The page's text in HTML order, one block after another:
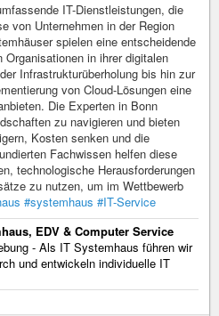
IT-Dienstleistungen, die
von Unternehmen in der Region
spielen eine entscheidende
in ihrer digitalen
Infrastrukturüberholung bis hin zur
von Cloud-Lösungen eine
Die Experten in Bonn
zu navigieren und bieten
Kosten senken und die
Fachwissen helfen diese
technologische Herausforderungen
zu nutzen, um im Wettbewerb
#systemhaus #IT-Service
EDV & Computer Service
- Als IT Systemhaus führen wir
und entwickeln individuelle IT